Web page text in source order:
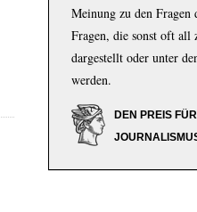
Meinung zu den
Fragen, die sonst oft all
dargestellt oder unter
werden.
DEN PREIS